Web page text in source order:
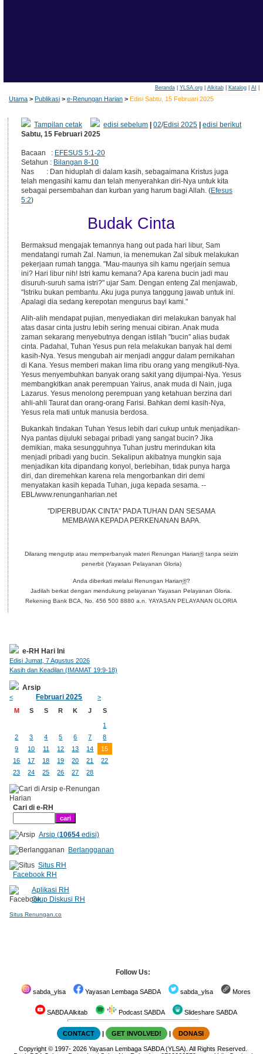
Beranda| YLSA.org| Alkitab| Katalog| AI
Utama > Publikasi > e-Renungan Harian > Edisi Sabtu, 15 Februari 2025
Tampilan cetak edisi sebelum |02/Edisi 2025 |edisi berikut
Sabtu, 15 Februari 2025
Bacaan : EFESUS 5:1-20
Setahun : Bilangan 8-10
Nas : Dan hiduplah di dalam kasih, sebagaimana Kristus juga
telah mengasihi kamu dan telah menyerahkan diri-Nya untuk kita
sebagai persembahan dan kurban yang harum bagi Allah. (Efesus
5:2)
Budak Cinta
Bermaksud mengajak temannya hang out pada hari libur, Sam
mendatangi rumah Zal. Namun, ia menemukan Zal sibuk melakukan
pekerjaan rumah tangga. "Mau-maunya sih kamu ngerjain semua
ini? Hari libur nih! Istri kamu kemana? Apa karena bucin jadi mau
disuruh-suruh sama istri?" ujar Sam. Dengan enteng Zal menjawab,
"Istriku bukan pembantu. Aku juga punya tanggung jawab untuk ini.
Apalagi dia sedang kerepotan mengurus bayi kami."
Alih-alih mendapat pujian, menyediakan diri melakukan banyak hal
atas dasar cinta justru lebih sering menuai cibiran. Anak muda
zaman sekarang menyebutnya dengan istilah "bucin" alias budak
cinta. Padahal, Tuhan Yesus pun rela melakukan banyak hal demi
kasih-Nya. Yesus mengubah air menjadi anggur dalam pernikahan
di Kana. Yesus memberi makan lima ribu orang yang mengikuti-Nya.
Yesus menyembuhkan banyak orang sakit yang dijumpai-Nya. Yesus
membangkitkan anak perempuan Yairus, anak muda di Nain, juga
Lazarus. Yesus menolong perempuan yang ketahuan berzina dari
ahli-ahli Taurat dan orang-orang Farisi. Bahkan demi kasih-Nya,
Yesus rela mati untuk manusia berdosa.
Bukankah tindakan Tuhan Yesus lebih dari cukup untuk menjadikan-
Nya pantas dijuluki sebagai pribadi yang sangat bucin? Jika
demikian, maka sesungguhnya Tuhan justru merindukan kita
menjadi pribadi yang bucin. Sekalipun akibatnya mungkin saja
menjadikan kita dipandang konyol, berlebihan, tidak punya harga
diri, dan diremehkan karena rela mengorbankan diri demi
menyatakan kasih kepada Tuhan, juga kepada sesama. --
EBL/www.renunganharian.net
"DIPERBUDAK CINTA" PADA TUHAN DAN SESAMA
MEMBAWA KEPADA PERKENANAN BAPA.
Dilarang mengutip atau memperbanyak materi Renungan Harian®tanpa seizin
penerbit (Yayasan Pelayanan Gloria)
Anda diberkati melalui Renungan Harian®?
Jadilah berkat dengan mendukung pelayanan Yayasan Pelayanan Gloria.
Rekening Bank BCA, No. 456 500 8880 a.n. YAYASAN PELAYANAN GLORIA
e-RH Hari Ini
Edisi Jumat, 7 Agustus 2026
Kasih dan Keadilan (IMAMAT 19:9-18)
Arsip
< Februari 2025
>
M
S S R K J S
1
2
3 4 5 6 7
8
9
10 11 12 13 14
15
16
17 18 19 20 21
22
23
24 25 26 27 28
Cari di e-RH
Arsip (10654edisi)
Berlangganan
Situs RH
Facebook RH
Aplikasi RH
Grup Diskusi RH
Situs Renungan.co
Follow Us:
sabda_ylsa Yayasan Lembaga SABDA sabda_ylsa Mores
SABDA Alkitab Podcast SABDA Slideshare SABDA
CONTACT | GET INVOLVED! | DONASI
Copyright © 1997-2026Yayasan Lembaga SABDA (YLSA). All Rights Reserved.